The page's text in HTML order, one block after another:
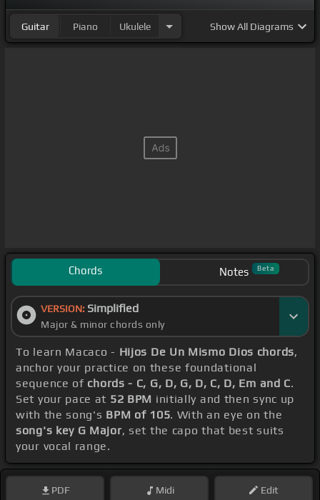
Guitar Piano Ukulele ShowAll Diagrams
Chords Notes Beta
VERSION: Simplified
Major & minor chords only
To learn Macaco - Hijos De Un Mismo Dios chords,
anchor your practice on these foundational
sequence of chords - C, G, D, G, D, C, D, Em and C.
Set your pace at 52 BPM initially and then sync up
with the song's BPM of 105. With an eye on the
song's key G Major, set the capo that best suits
your vocal range.
PDF Midi Edit